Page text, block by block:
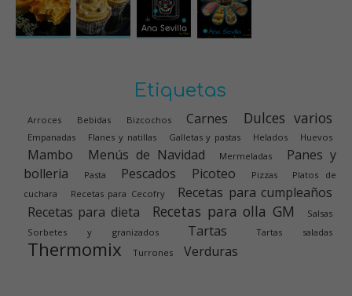
Etiquetas
Arroces Bebidas Bizcochos Carnes Dulces varios
Empanadas Flanes y natillas Galletas y pastas Helados Huevos
Mambo Menús de Navidad Mermeladas
Panes y
bolleria
Pasta Pescados Picoteo Pizzas
Platos de
cuchara
Recetas para Cecofry
Recetas para cumpleaños
Recetas para dieta
Recetas para olla GM
Salsas
Sorbetes y granizados
Tartas Tartas saladas
Thermomix Turrones Verduras